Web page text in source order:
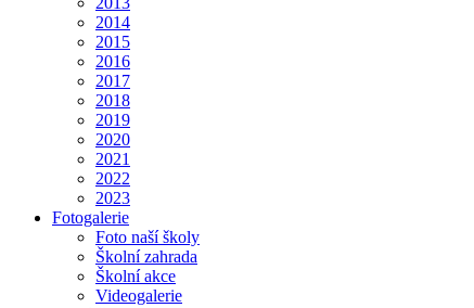
2014
2015
2016
2017
2018
2019
2020
2021
2022
2023
Fotogalerie
Foto naší školy
Školní zahrada
Školní akce
Videogalerie